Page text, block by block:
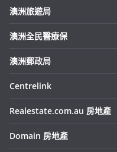
澳洲旅遊局
澳洲全民醫療保
澳洲郵政局
Centrelink
Realestate.com.au 房地產
Domain 房地產